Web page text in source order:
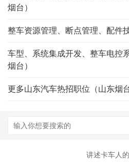
烟台）
整车资源管理、断点管理、配件
车型、系统集成开发、整车电控
烟台）
更多山东汽车热招职位（山东烟台
讲述卡车人